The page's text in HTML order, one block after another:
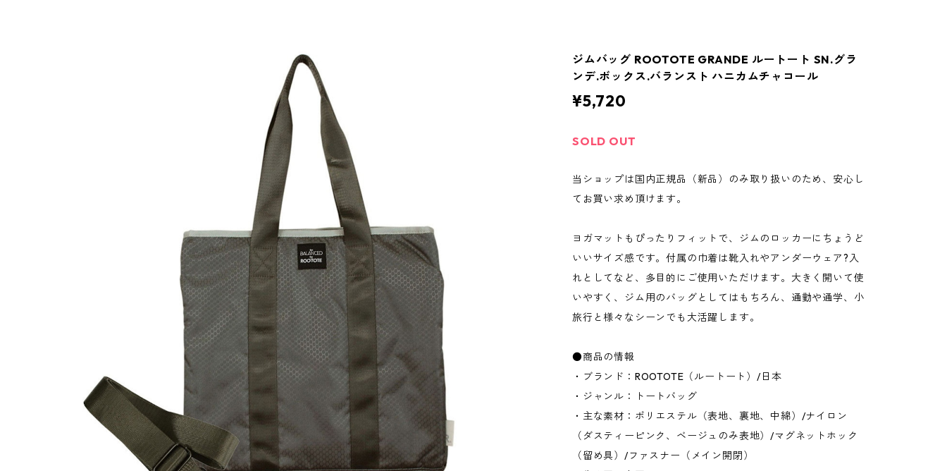
ジムバッグ ROOTOTE GRANDE ルートート SN.グラ
ンデ.ボックス.バランスト ハニカムチャコール
¥5,720
SOLD OUT
当ショップは国内正規品（新品）のみ取り扱いのため、安心し
てお買い求め頂けます。
ヨガマットもぴったりフィットで、ジムのロッカーにちょうど
いいサイズ感です。付属の巾着は靴入れやアンダーウェア?入
れとしてなど、多目的にご使用いただけます。大きく開いて使
いやすく、ジム用のバッグとしてはもちろん、通勤や通学、小
旅行と様々なシーンでも大活躍します。
●商品の情報
・ブランド：ROOTOTE（ルートート）/日本
・ジャンル：トートバッグ
・主な素材：ポリエステル（表地、裏地、中綿）/ナイロン
（ダスティーピンク、ベージュのみ表地）/マグネットホック
（留め具）/ファスナー（メイン開閉）